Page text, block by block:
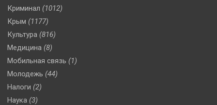
Криминал (1012)
Крым (1177)
Культура (816)
Медицина (8)
Мобильная связь (1)
Молодежь (44)
Налоги (2)
Наука (3)